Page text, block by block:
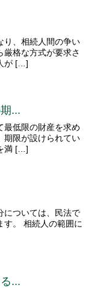
り、相続人間の争い
厳格な方式が要求さ
が […]
...
最低限の財産を求め
期限が設けられてい
満 […]
については、民法で
す。 相続人の範囲に
...